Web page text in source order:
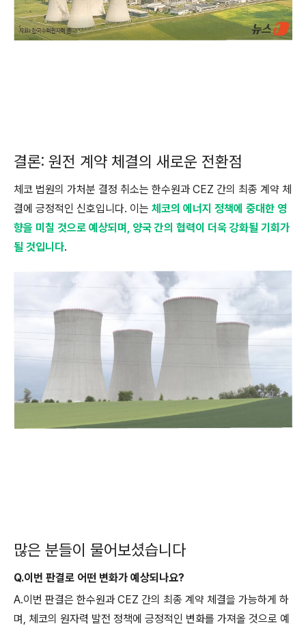
결론: 원전 계약 체결의 새로운 전환점
체코 법원의 가처분 결정 취소는 한수원과 CEZ 간의 최종 계약 체
결에 긍정적인 신호입니다. 이는 체코의 에너지 정책에 중대한 영
향을 미칠 것으로 예상되며, 양국 간의 협력이 더욱 강화될 기회가
될 것입니다.
많은 분들이 물어보셨습니다
Q.이번 판결로 어떤 변화가 예상되나요?
A.이번 판결은 한수원과 CEZ 간의 최종 계약 체결을 가능하게 하
며, 체코의 원자력 발전 정책에 긍정적인 변화를 가져올 것으로 예